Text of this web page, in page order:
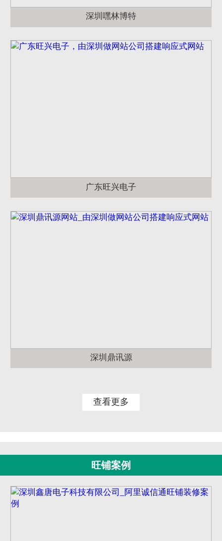
深圳嘿林博特
广东旺兴电子
深圳鼎讯源
查看更多
旺铺案例